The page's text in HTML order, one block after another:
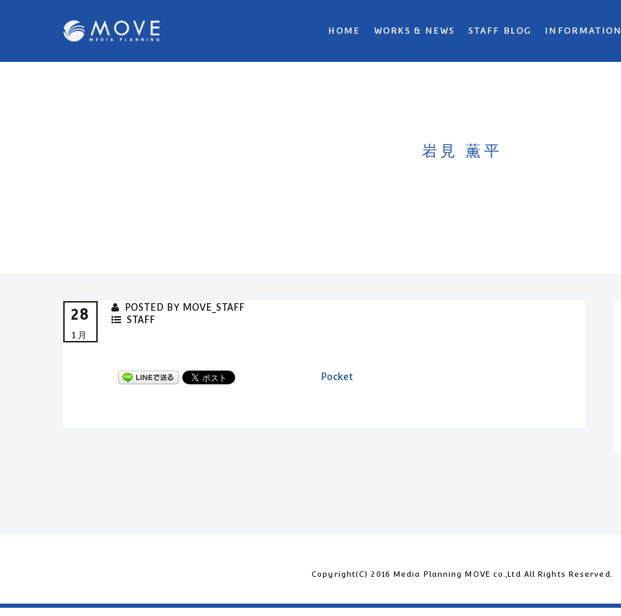
HOME WORKS & NEWS STAFF BLOG INFORMATION
岩見 薫平
28
1月
POSTED BY MOVE_STAFF
STAFF
Pocket
Copyright(C) 2016 Media Planning MOVE co.,Ltd All Rights Reserved.